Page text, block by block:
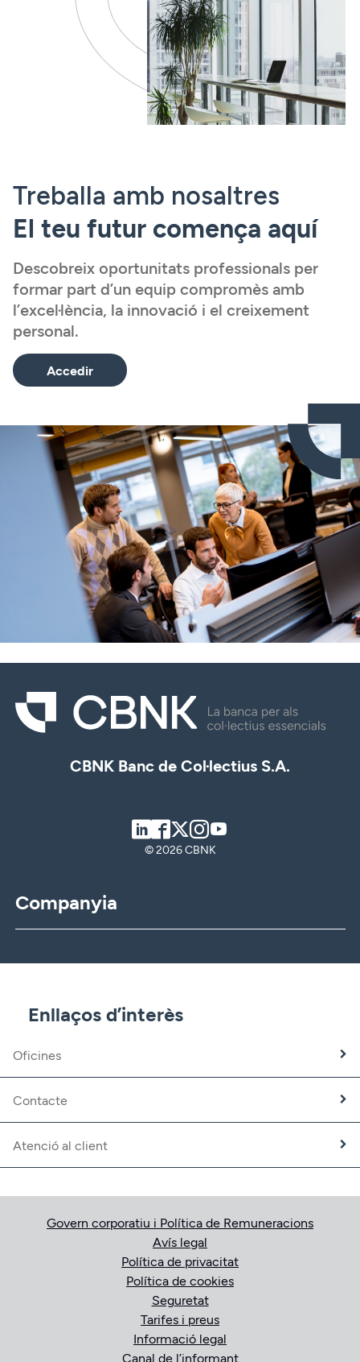
Treballa amb nosaltres
El teu futur comença aquí
Descobreix oportunitats professionals per
formar part d’un equip compromès amb
l’excel·lència, la innovació i el creixement
personal.
Accedir
CBNK Banc de Col·lectius S.A.
LinkedIn
Facebook
TwitterInstagram
© 2026 CBNK
Companyia
CBNK Gestió d’Actius
Banca Partner
Treballa amb nosaltres
Fundació CBNK
Enllaços d’interès
Oficines
Contacte
Atenció al client
Govern corporatiu i Política de Remuneracions
Avís legal
Política de privacitat
Política de cookies
Seguretat
Tarifes i preus
Informació legal
Canal de l’informant